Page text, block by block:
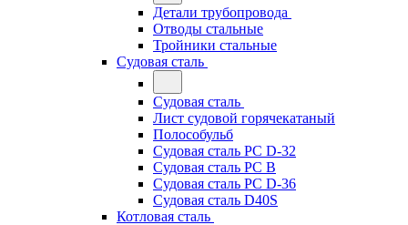
Детали трубопровода
Отводы стальные
Тройники стальные
Судовая сталь
Судовая сталь
Лист судовой горячекатаный
Полособульб
Судовая сталь РС D-32
Судовая сталь РС В
Судовая сталь РС D-36
Судовая сталь D40S
Котловая сталь